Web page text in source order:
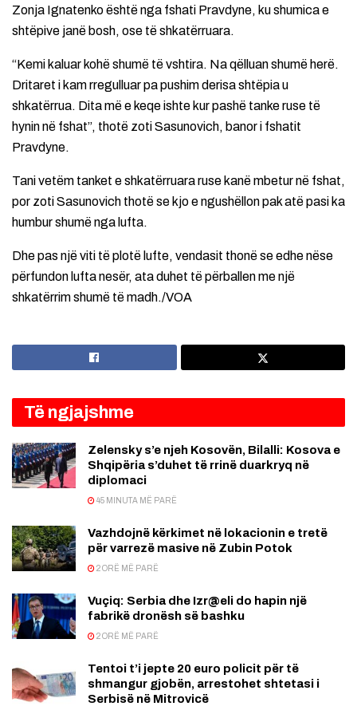
Zonja Ignatenko është nga fshati Pravdyne, ku shumica e
shtëpive janë bosh, ose të shkatërruara.
“Kemi kaluar kohë shumë të vshtira. Na qëlluan shumë herë.
Dritaret i kam rregulluar pa pushim derisa shtëpia u
shkatërrua. Dita më e keqe ishte kur pashë tanke ruse të
hynin në fshat”, thotë zoti Sasunovich, banor i fshatit
Pravdyne.
Tani vetëm tanket e shkatërruara ruse kanë mbetur në fshat,
por zoti Sasunovich thotë se kjo e ngushëllon pak atë pasi ka
humbur shumë nga lufta.
Dhe pas një viti të plotë lufte, vendasit thonë se edhe nëse
përfundon lufta nesër, ata duhet të përballen me një
shkatërrim shumë të madh./VOA
Të ngjajshme
Zelensky s’e njeh Kosovën, Bilalli: Kosova e
Shqipëria s’duhet të rrinë duarkryq në
diplomaci
45 MINUTA MË PARË
Vazhdojnë kërkimet në lokacionin e tretë
për varrezë masive në Zubin Potok
2 ORË MË PARË
Vuçiq: Serbia dhe Izr@eli do hapin një
fabrikë dronësh së bashku
2 ORË MË PARË
Tentoi t’i jepte 20 euro policit për të
shmangur gjobën, arrestohet shtetasi i
Serbisë në Mitrovicë